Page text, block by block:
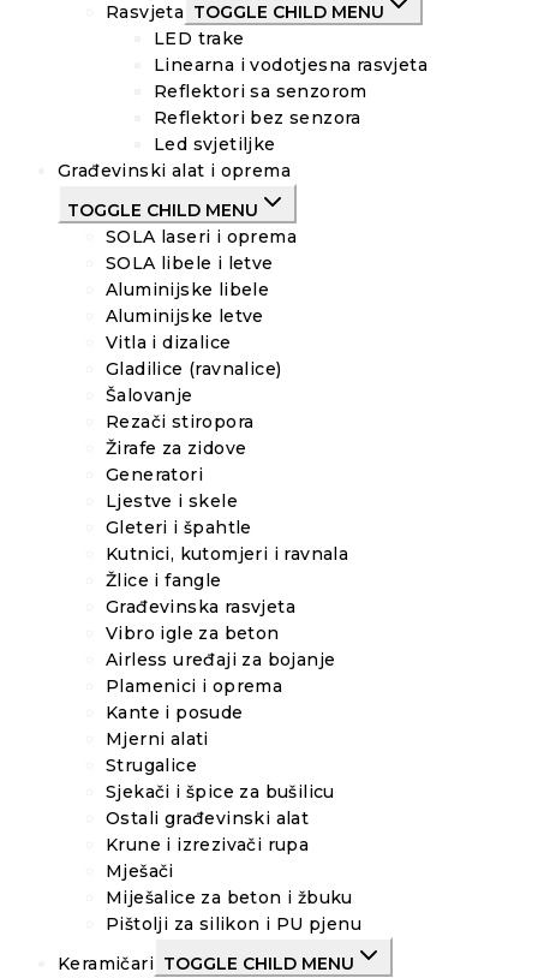
Rasvjeta TOGGLE CHILD MENU
LED trake
Linearna i vodotjesna rasvjeta
Reflektori sa senzorom
Reflektori bez senzora
Led svjetiljke
Građevinski alat i oprema
TOGGLE CHILD MENU
SOLA laseri i oprema
SOLA libele i letve
Aluminijske libele
Aluminijske letve
Vitla i dizalice
Gladilice (ravnalice)
Šalovanje
Rezači stiropora
Žirafe za zidove
Generatori
Ljestve i skele
Gleteri i špahtle
Kutnici, kutomjeri i ravnala
Žlice i fangle
Građevinska rasvjeta
Vibro igle za beton
Airless uređaji za bojanje
Plamenici i oprema
Kante i posude
Mjerni alati
Strugalice
Sjekači i špice za bušilicu
Ostali građevinski alat
Krune i izrezivači rupa
Mješači
Miješalice za beton i žbuku
Pištolji za silikon i PU pjenu
Keramičari TOGGLE CHILD MENU